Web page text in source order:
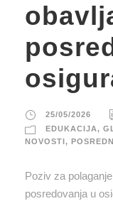
25/05/2026
EDUKACIJA,
NOVOSTI,
Poziv za
posredovanja u